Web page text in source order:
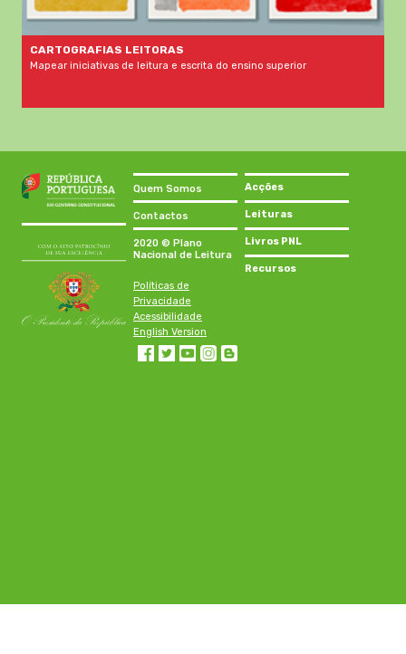
CARTOGRAFIAS LEITORAS
Mapear iniciativas de leitura e escrita do ensino superior
Quem Somos
Contactos
2020 © Plano
Nacional de Leitura
Políticas de
Privacidade
Acessibilidade
English Version
Acções
Leituras
Livros PNL
Recursos